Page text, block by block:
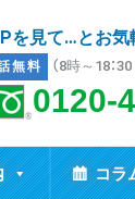
を見て…とお気
無料 （8時～18：
0120-
コラ